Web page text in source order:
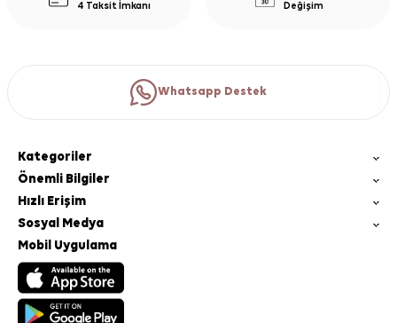
4 Taksit İmkanı
Değişim
Whatsapp Destek
Kategoriler
Önemli Bilgiler
Hızlı Erişim
Sosyal Medya
Mobil Uygulama